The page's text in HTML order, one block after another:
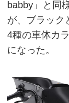
babby」と同
が、ブラック
4種の車体カ
になった。